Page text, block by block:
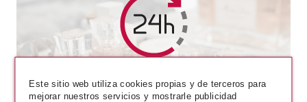
NORMAL SET REGALO
Este sitio web utiliza cookies propias y de terceros para
mejorar nuestros servicios y mostrarle publicidad